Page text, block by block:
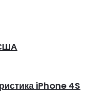
iPhone 4S